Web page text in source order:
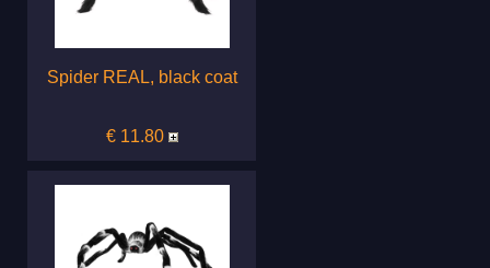
Spider REAL, black coat
€ 11.80